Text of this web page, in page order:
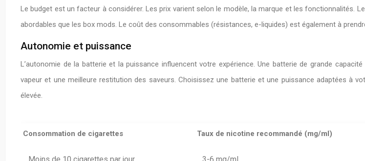
Le budget est un facteur à considérer. Les prix varient selon le modèle, la marque et les fonctionnalités.
abordables que les box mods. Le coût des consommables (résistances, e-liquides) est également à
Autonomie et puissance
L’autonomie de la batterie et la puissance influencent votre expérience. Une batterie de grande
vapeur et une meilleure restitution des saveurs. Choisissez une batterie et une puissance adaptées à
élevée.
Consommation de cigarettes Taux de nicotine recommandé (mg/ml)